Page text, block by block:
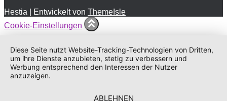
Hestia | Entwickelt von ThemeIsle
Cookie-Einstellungen
Diese Seite nutzt Website-Tracking-Technologien von Dritten,
um ihre Dienste anzubieten, stetig zu verbessern und
Werbung entsprechend den Interessen der Nutzer
anzuzeigen.
ABLEHNEN